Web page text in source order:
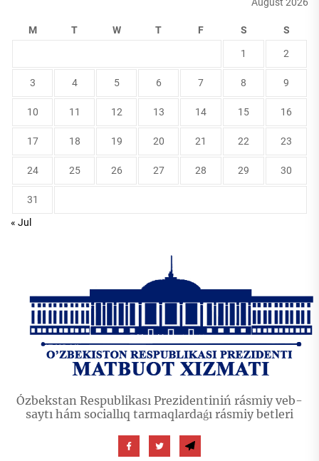
M T W T F S S
1 2
3 4 5 6 7 8 9
10 11 12 13 14 15 16
17 18 19 20 21 22 23
24 25 26 27 28 29 30
31
« Jul
Ózbekstan Respublikası Prezidentiniń rásmiy veb-
saytı hám sociallıq tarmaqlardaǵı rásmiy betleri